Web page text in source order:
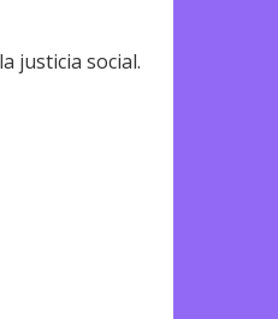
justicia social.